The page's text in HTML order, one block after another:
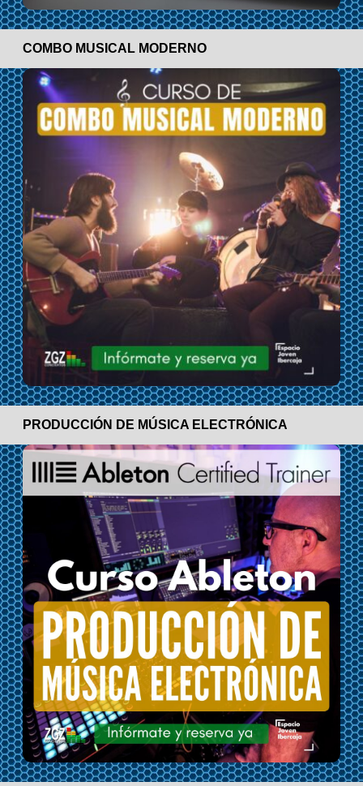
COMBO MUSICAL MODERNO
PRODUCCIÓN DE MÚSICA ELECTRÓNICA